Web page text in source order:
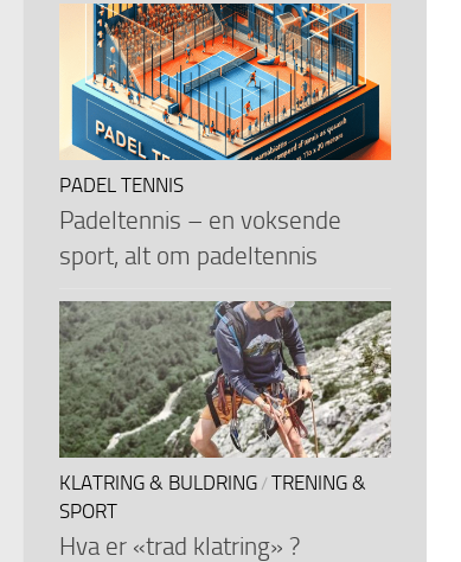
PADEL TENNIS
Padeltennis – en voksende
sport, alt om padeltennis
KLATRING & BULDRING / TRENING &
SPORT
Hva er «trad klatring» ?